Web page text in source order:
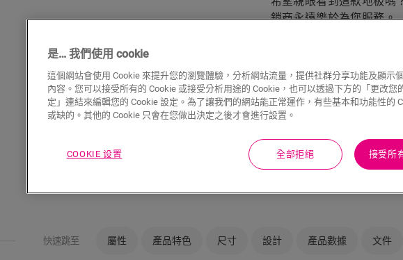
銷商永遠樂於為您服務。
不確定此地板款式
在您的房間內檢視
快速跳至 屬性 產品特色 尺寸 設計 產品數據 文件
是… 我們使用 cookie
這個網站會使用 Cookie 來提升您的瀏覽體驗，分析網站流量，提供社群分享功能及顯示
內容。您可以接受所有的 Cookie 或接受分析用途的 Cookie，也可以透過下方的「更改您
定」連結來編輯您的 Cookie 設定。為了讓我們的網站能正常運作，有些基本和功能性的
或缺的。其他的 Cookie 只會在您做出決定之後才會進行設置。
COOKIE 设置 全部拒絕 接受所